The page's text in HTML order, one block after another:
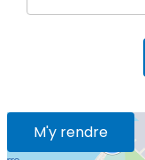
M'y rendre